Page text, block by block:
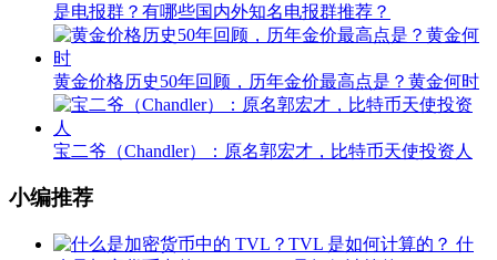
是电报群？有哪些国内外知名电报群推荐？
黄金价格历史50年回顾，历年金价最高点是？黄金何时
宝二爷（Chandler）：原名郭宏才，比特币天使投资人
小编推荐
什